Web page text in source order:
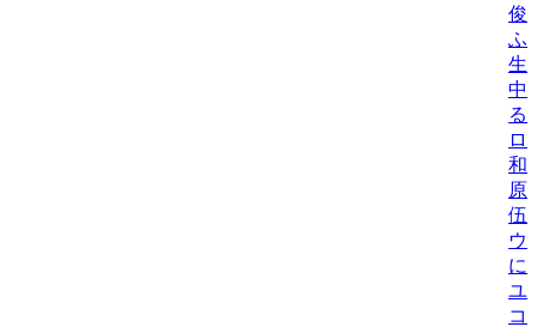
俊/
ふ
生
中
る
ロ
和
原
伍/
ウ
に
ユ
コ